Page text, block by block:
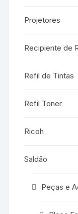
Projetores
Recipiente de
Refil de Tintas
Refil Toner
Ricoh
Saldão
Peças e